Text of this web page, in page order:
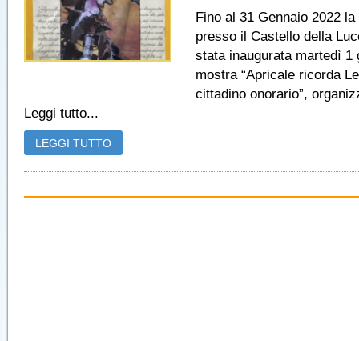
Fino al 31 Gennaio 2022
presso il Castello della
stata inaugurata martedì 1
mostra “Apricale ricorda
cittadino onorario”,
Leggi tutto...
LEGGI TUTTO